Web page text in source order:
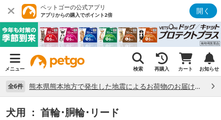
ペットゴーの公式アプリ
アプリからの購入でポイント2倍 開く
メニュー 検索 再購入 カート お知らせ
全6件 熊本県熊本地方で発生した地震によるお荷物のお届け状況について （7/28）
犬用 ： 首輪･胴輪･リード